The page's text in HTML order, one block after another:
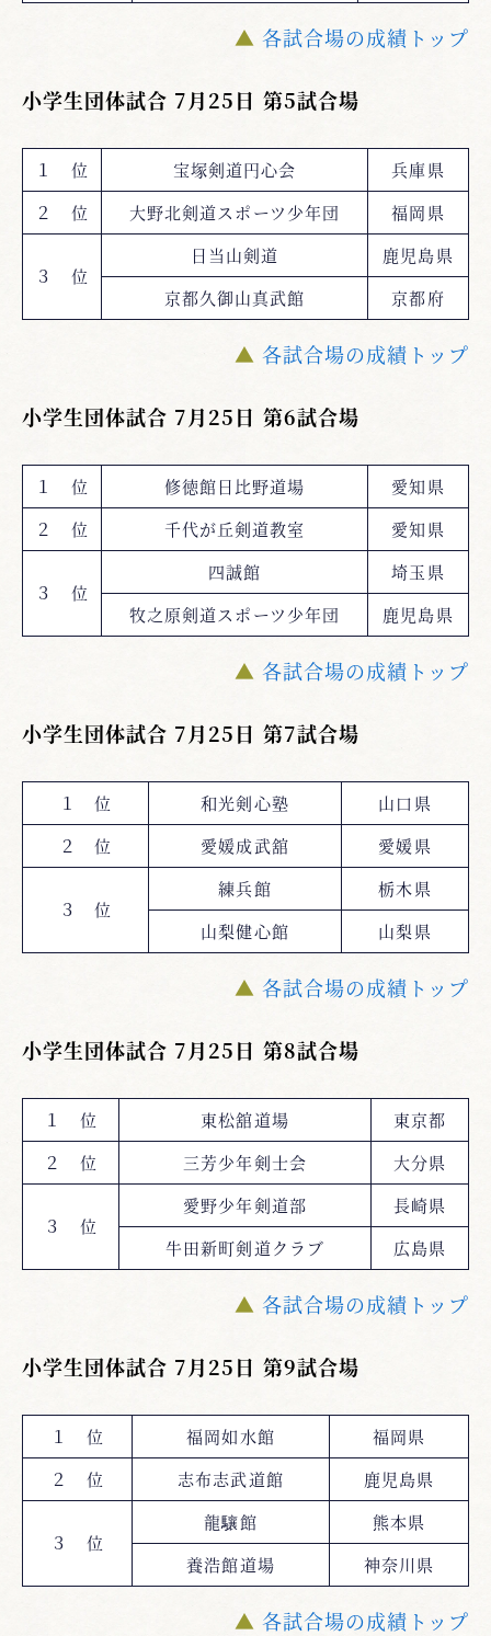
▲ 各試合場の成績トップ
小学生団体試合 7月25日 第5試合場
１ 位 宝塚剣道円心会
兵庫県
２ 位
大野北剣道スポーツ少年団 福岡県
３ 位
日当山剣道
鹿児島県
京都久御山真武館
京都府
▲ 各試合場の成績トップ
小学生団体試合 7月25日 第6試合場
１ 位 修徳館日比野道場
愛知県
２ 位
千代が丘剣道教室 愛知県
３ 位
四誠館
埼玉県
牧之原剣道スポーツ少年団
鹿児島県
▲ 各試合場の成績トップ
小学生団体試合 7月25日 第7試合場
１ 位 和光剣心塾
山口県
２ 位
愛媛成武舘 愛媛県
３ 位
練兵館
栃木県
山梨健心館
山梨県
▲ 各試合場の成績トップ
小学生団体試合 7月25日 第8試合場
１ 位 東松舘道場
東京都
２ 位
三芳少年剣士会 大分県
３ 位
愛野少年剣道部
長崎県
牛田新町剣道クラブ
広島県
▲ 各試合場の成績トップ
小学生団体試合 7月25日 第9試合場
１ 位 福岡如水館
福岡県
２ 位
志布志武道館 鹿児島県
３ 位
龍驤館
熊本県
養浩館道場
神奈川県
▲ 各試合場の成績トップ